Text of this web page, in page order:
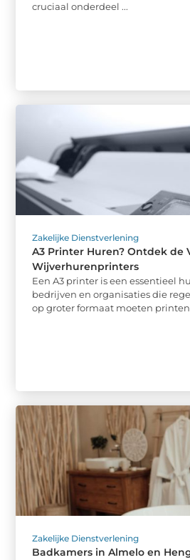
cruciaal onderdeel ...
Zakelijke Dienstverlening
A3 Printer Huren? Ontdek de
Wijverhurenprinters
Een A3 printer is een essentieel
bedrijven en organisaties die
op groter formaat moeten printen.
Zakelijke Dienstverlening
Badkamers in Almelo en